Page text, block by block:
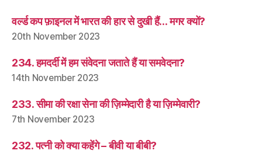
वर्ल्ड कप फ़ाइनल में भारत की हार से दुखी हैं… मगर क्यों?
20th November 2023
234. हमदर्दी में हम संवेदना जताते हैं या समवेदना?
14th November 2023
233. सीमा की रक्षा सेना की ज़िम्मेदारी है या ज़िम्मेवारी?
7th November 2023
232. पत्नी को क्या कहेंगे – बीवी या बीबी?